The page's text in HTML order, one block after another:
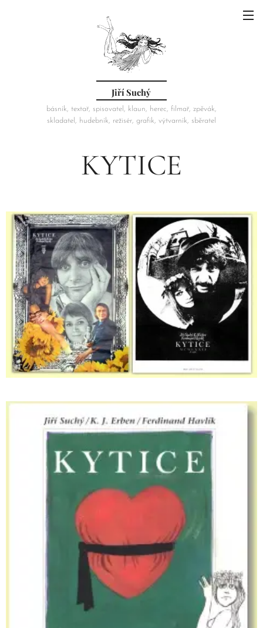
Jiří Suchý
básník, textař, spisovatel, klaun, herec, filmař, zpěvák,
skladatel, hudebník, režisér, grafik, výtvarník, sběratel
KYTICE